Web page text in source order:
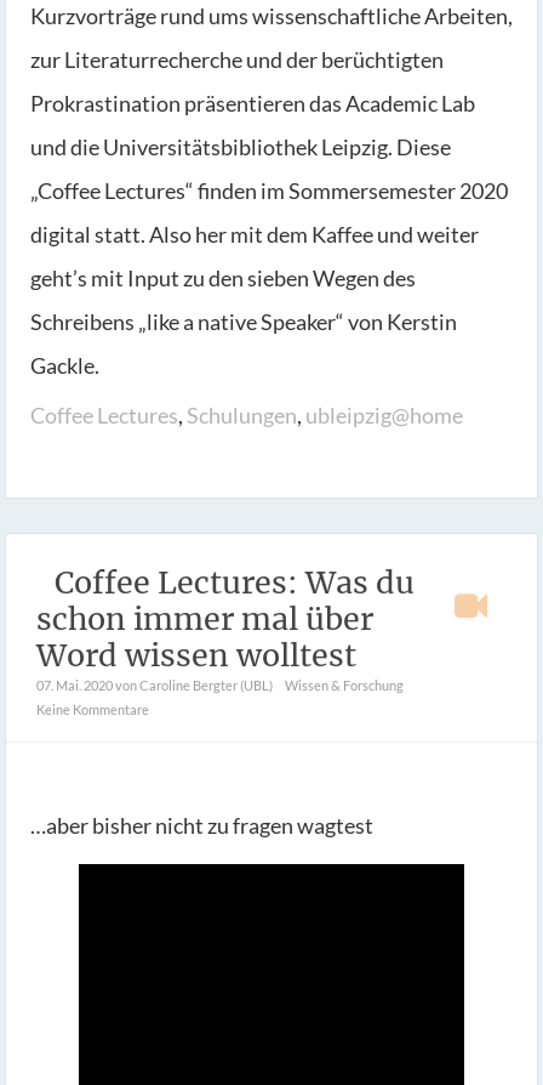
Kurzvorträge rund ums wissenschaftliche Arbeiten,
zur Literaturrecherche und der berüchtigten
Prokrastination präsentieren das Academic Lab
und die Universitätsbibliothek Leipzig. Diese
„Coffee Lectures“ finden im Sommersemester 2020
digital statt. Also her mit dem Kaffee und weiter
geht’s mit Input zu den sieben Wegen des
Schreibens „like a native Speaker“ von Kerstin
Gackle.
Coffee Lectures, Schulungen, ubleipzig@home
Coffee Lectures: Was du
schon immer mal über
Word wissen wolltest
07. Mai. 2020von Caroline Bergter (UBL)
Wissen & Forschung
Keine Kommentare
…aber bisher nicht zu fragen wagtest